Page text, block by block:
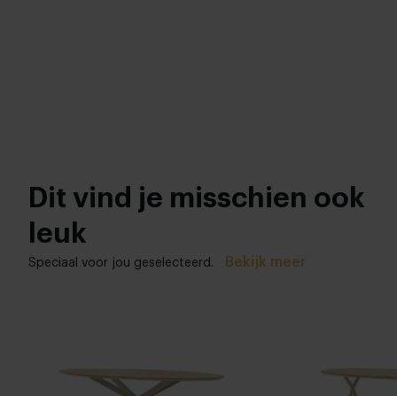
Dit vind je misschien ook
leuk
Speciaal voor jou geselecteerd. Bekijk meer